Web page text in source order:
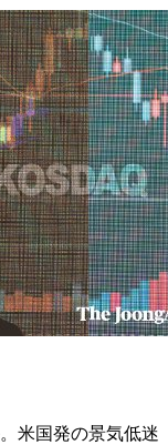
米国発の景気低迷